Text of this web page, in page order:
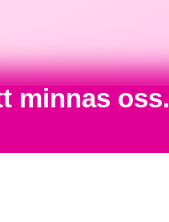
minnas oss.